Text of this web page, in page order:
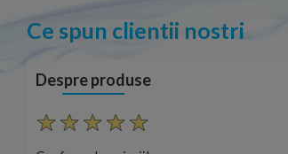
Ce spun clientii nostri
Despre produse